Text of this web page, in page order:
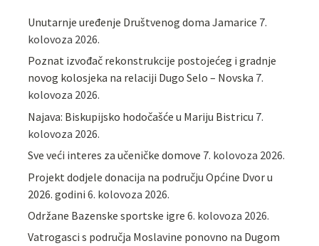
Unutarnje uređenje Društvenog doma Jamarice 7.
kolovoza 2026.
Poznat izvođač rekonstrukcije postojećeg i gradnje
novog kolosjeka na relaciji Dugo Selo – Novska 7.
kolovoza 2026.
Najava: Biskupijsko hodočašće u Mariju Bistricu 7.
kolovoza 2026.
Sve veći interes za učeničke domove 7. kolovoza 2026.
Projekt dodjele donacija na području Općine Dvor u
2026. godini 6. kolovoza 2026.
Održane Bazenske sportske igre 6. kolovoza 2026.
Vatrogasci s područja Moslavine ponovno na Dugom